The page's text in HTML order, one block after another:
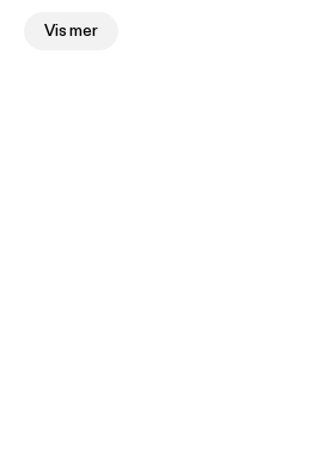
discuss topical subjects of the
Vis mer